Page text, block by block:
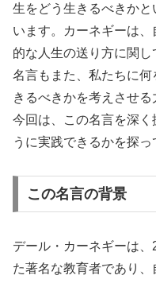
生をどう生きるべきか
います。カーネギーは
的な人生の送り方に関
名言もまた、私たちに
きるべきかを考えさせる
今回は、この名言を深
うに実践できるかを探っ
この名言の背景
デール・カーネギーは
た著名な教育者であり